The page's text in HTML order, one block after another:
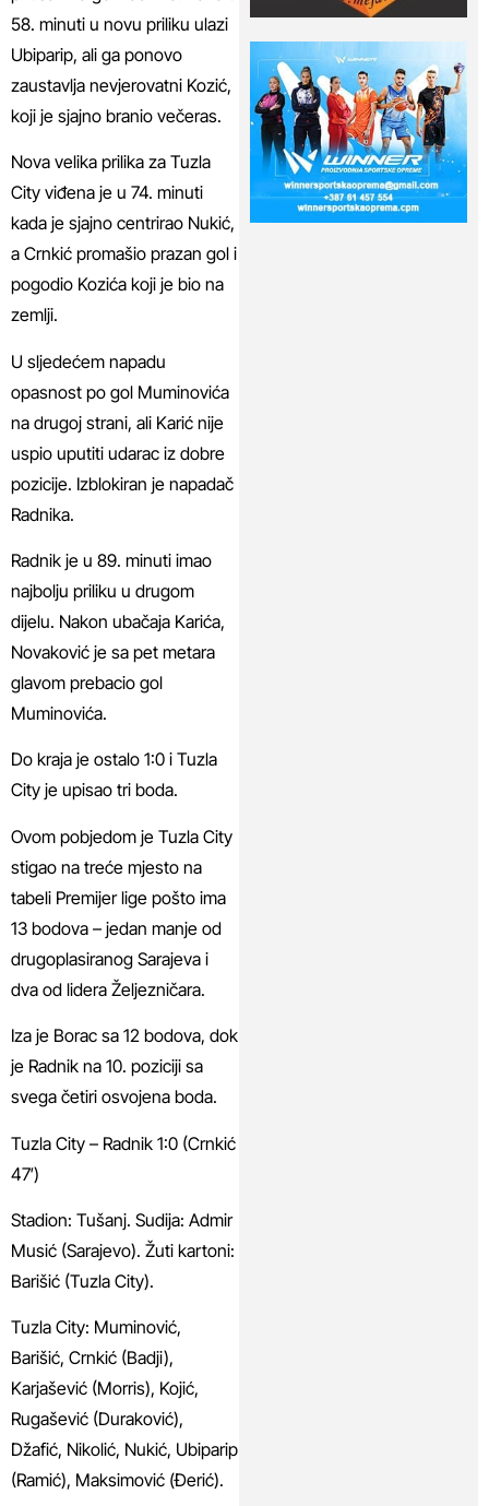
58. minuti u novu priliku ulazi
Ubiparip, ali ga ponovo
zaustavlja nevjerovatni Kozić,
koji je sjajno branio večeras.
Nova velika prilika za Tuzla
City viđena je u 74. minuti
kada je sjajno centrirao Nukić,
a Crnkić promašio prazan gol i
pogodio Kozića koji je bio na
zemlji.
U sljedećem napadu
opasnost po gol Muminovića
na drugoj strani, ali Karić nije
uspio uputiti udarac iz dobre
pozicije. Izblokiran je napadač
Radnika.
Radnik je u 89. minuti imao
najbolju priliku u drugom
dijelu. Nakon ubačaja Karića,
Novaković je sa pet metara
glavom prebacio gol
Muminovića.
Do kraja je ostalo 1:0 i Tuzla
City je upisao tri boda.
Ovom pobjedom je Tuzla City
stigao na treće mjesto na
tabeli Premijer lige pošto ima
13 bodova – jedan manje od
drugoplasiranog Sarajeva i
dva od lidera Željezničara.
Iza je Borac sa 12 bodova, dok
je Radnik na 10. poziciji sa
svega četiri osvojena boda.
Tuzla City – Radnik 1:0 (Crnkić
47′)
Stadion: Tušanj. Sudija: Admir
Musić (Sarajevo). Žuti kartoni:
Barišić (Tuzla City).
Tuzla City: Muminović,
Barišić, Crnkić (Badji),
Karjašević (Morris), Kojić,
Rugašević (Duraković),
Džafić, Nikolić, Nukić, Ubiparip
(Ramić), Maksimović (Đerić).